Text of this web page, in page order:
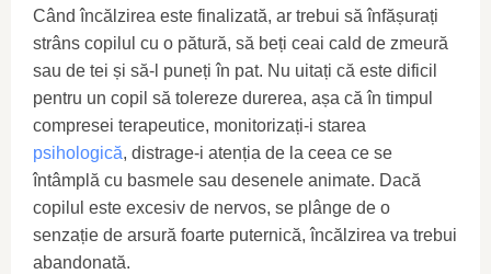
Când încălzirea este finalizată, ar trebui să înfășurați
strâns copilul cu o pătură, să beți ceai cald de zmeură
sau de tei și să-l puneți în pat. Nu uitați că este dificil
pentru un copil să tolereze durerea, așa că în timpul
compresei terapeutice, monitorizați-i starea
psihologică, distrage-i atenția de la ceea ce se
întâmplă cu basmele sau desenele animate. Dacă
copilul este excesiv de nervos, se plânge de o
senzație de arsură foarte puternică, încălzirea va trebui
abandonată.